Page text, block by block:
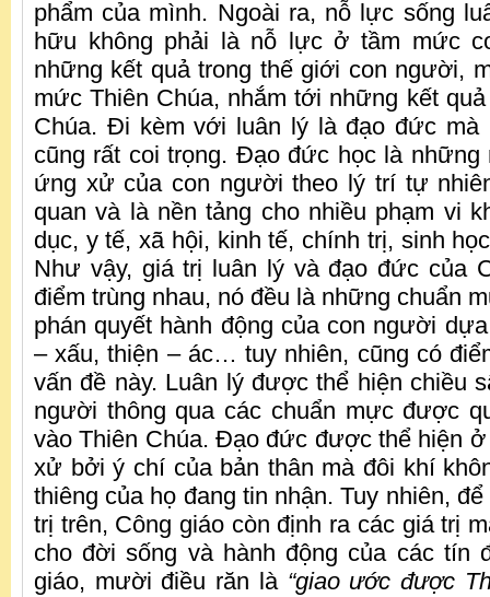
phẩm của mình. Ngoài ra, nỗ lực sống
hữu không phải là nỗ lực ở tầm mức
những kết quả trong thế giới con người,
mức Thiên Chúa, nhắm tới những kết
Chúa. Đi kèm với luân lý là đạo đức mà
cũng rất coi trọng. Đạo đức học là những
ứng xử của con người theo lý trí tự
quan và là nền tảng cho nhiều phạm vi
dục, y tế, xã hội, kinh tế, chính trị, sinh
Như vậy, giá trị luân lý và đạo đức của
điểm trùng nhau, nó đều là những chuẩn
phán quyết hành động của con người
– xấu, thiện – ác… tuy nhiên, cũng có
vấn đề này. Luân lý được thể hiện chiều
người thông qua các chuẩn mực được
vào Thiên Chúa. Đạo đức được thể hiện
xử bởi ý chí của bản thân mà đôi khí
thiêng của họ đang tin nhận. Tuy nhiên,
trị trên, Công giáo còn định ra các giá trị
cho đời sống và hành động của các tín
giáo, mười điều răn là “giao ước được